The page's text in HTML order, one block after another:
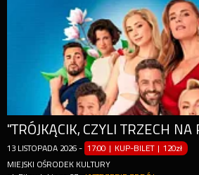
13 LISTOPADA 2026 - 17:00 | KUP-BILET |120zł
MIEJSKI OŚRODEK KULTURY